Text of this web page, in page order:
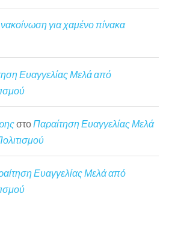
για χαμένο πίνακα
Ευαγγελίας Μελά από
στο Παραίτηση Ευαγγελίας Μελά
Ευαγγελίας Μελά από